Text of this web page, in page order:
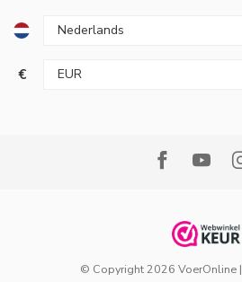
€
© Copyright 2026 VoerOnline|